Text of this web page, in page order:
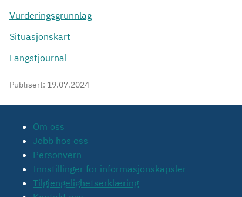
Vurderingsgrunnlag
Situasjonskart
Fangstjournal
Publisert: 19.07.2024
Om oss
Jobb hos oss
Personvern
Innstillinger for informasjonskapsler
Tilgjengelighetserklæring